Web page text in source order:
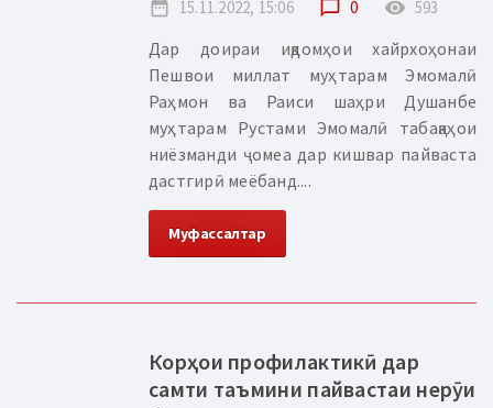
date_range 15.11.2022, 15:06 chat_bubble_outline 0 remove_red_eye 593
Дар доираи иқдомҳои хайрхоҳонаи
Пешвои миллат муҳтарам Эмомалӣ
Раҳмон ва Раиси шаҳри Душанбе
муҳтарам Рустами Эмомалӣ табақаҳои
ниёзманди ҷомеа дар кишвар пайваста
дастгирӣ меёбанд....
Муфассалтар
Корҳои профилактикӣ дар
самти таъмини пайвастаи нерӯи